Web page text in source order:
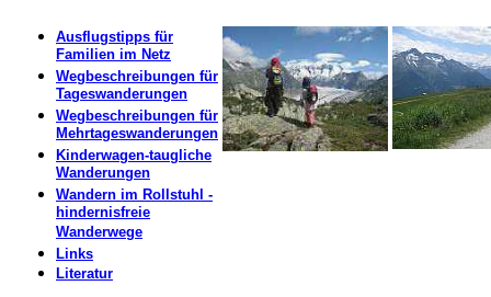
Ausflugstipps für
Familien im Netz
Wegbeschreibungen für
Tageswanderungen
Wegbeschreibungen für
Mehrtageswanderungen
Kinderwagen-taugliche
Wanderungen
Wandern im Rollstuhl -
hindernisfreie
Wanderwege
Links
Literatur